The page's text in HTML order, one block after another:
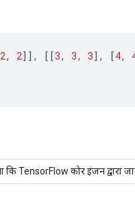
2, 2]] , [[3, 3, 3] , [4,
TensorFlow कोर इंजन द्वारा